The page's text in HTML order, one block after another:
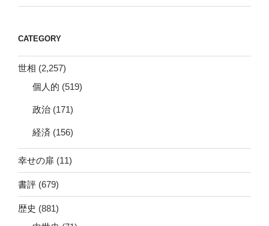
CATEGORY
世相 (2,257)
個人的 (519)
政治 (171)
経済 (156)
幸せの扉 (11)
書評 (679)
歴史 (881)